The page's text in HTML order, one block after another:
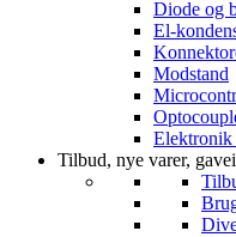
Diode og
El-
Modstand
Elektronik
Tilbud, nye varer,